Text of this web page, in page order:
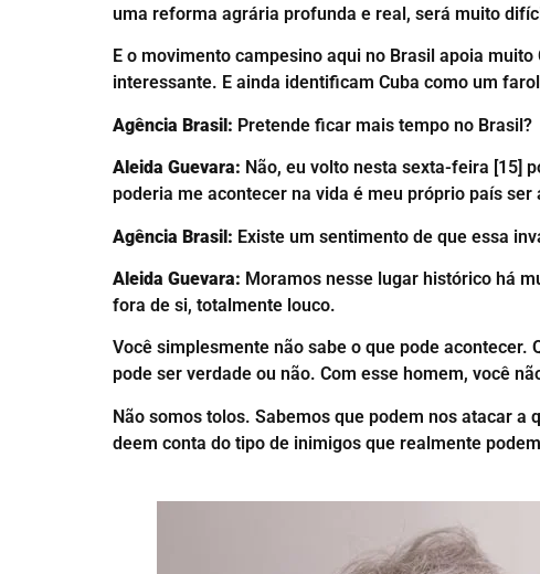
uma reforma agrária profunda e real, será muito
E o movimento campesino aqui no Brasil apoia
interessante. E ainda identificam Cuba como um
Agência Brasil: Pretende ficar mais tempo no Brasil?
Aleida Guevara: Não, eu volto nesta sexta-feira [15]
poderia me acontecer na vida é meu próprio país
Agência Brasil: Existe um sentimento de que essa
Aleida Guevara: Moramos nesse lugar histórico há
fora de si, totalmente louco.
Você simplesmente não sabe o que pode acontecer.
pode ser verdade ou não. Com esse homem, você
Não somos tolos. Sabemos que podem nos atacar
deem conta do tipo de inimigos que realmente